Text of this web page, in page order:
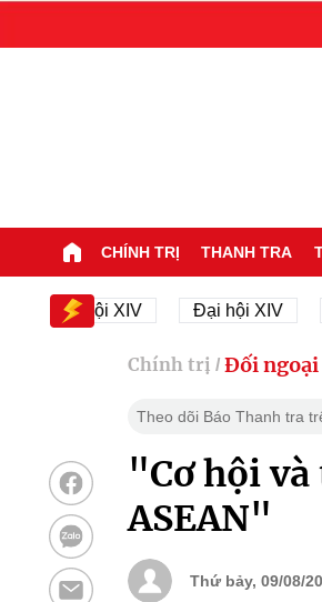
CHÍNH TRỊ THANH TRA
Đại hội XIV Đại hội XIV
Chính trị / Đối ngoại
Theo dõi Báo Thanh tra
"Cơ hội
ASEAN"
Thứ bảy, 09/08/